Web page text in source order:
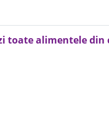
toate alimentele din